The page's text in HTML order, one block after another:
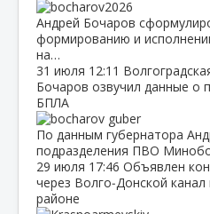
Андрей Бочаров
формированию и
на…
31 июля 12:11
Бочаров озвучил данные о
БПЛА
По данным губернатора
подразделения ПВО
29 июля 17:46 Объявлен
через Волго‑Донской
районе